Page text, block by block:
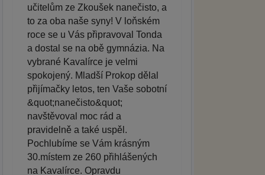
učitelům ze Zkoušek nanečisto, a
to za oba naše syny! V loňském
roce se u Vás připravoval Tonda
a dostal se na obě gymnázia. Na
vybrané Kavalírce je velmi
spokojený. Mladší Prokop dělal
přijímačky letos, ten Vaše sobotní
&quot;nanečisto&quot;
navštěvoval moc rád a
pravidelně a také uspěl.
Pochlubíme se Vám krásným
30.místem ze 260 přihlášených
na Kavalírce. Opravdu